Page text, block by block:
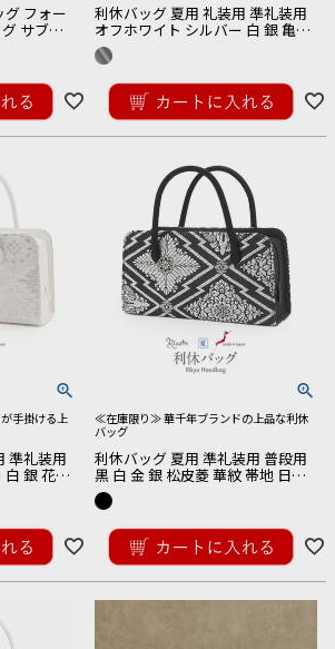
グ フォー
サブバ
ールド
日本製
利休バッグ 夏用 礼装用 準礼装用
オフホワイト シルバー 白 銀 亀甲
華紋 帯地 日本製 訪問着 付け下げ
色無地 小紋 春 夏 秋 セミフォーマ
27,500税込
手掛ける上
準礼装用
銀 花菱
げ 色無
≪在庫限り≫ 華千年ブランドの上品な利休
バッグ
利休バッグ 夏用 準礼装用 普段用
黒 白 金 銀 松皮菱 華紋 帯地 日本
製 訪問着 付け下げ 色無地 小紋 紬
春 夏 秋 セミフォーマル
27,500税込